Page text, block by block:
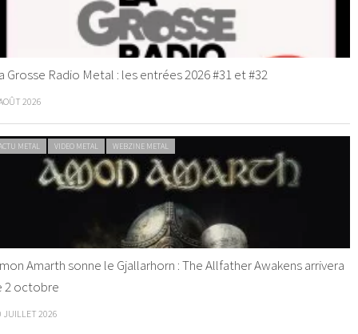
Grosse Radio Metal : les entrées 2026 #31 et #32
2026
METAL VIDEO METAL WEBZINE METAL
Amarth sonne le Gjallarhorn : The Allfather Awakens arrivera
2 octobre
JUILLET 2026